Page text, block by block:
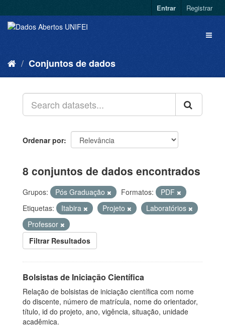
Entrar Registrar
Conjuntos de dados
Ordenar por
8 conjuntos de dados encontrados
Grupos: Pós Graduação Formatos:
PDF
Etiquetas:
Itabira Projeto
Laboratórios
Professor
Filtrar Resultados
Bolsistas de Iniciação Científica
Relação de bolsistas de iniciação científica com nome
do discente, número de matrícula, nome do orientador,
título, id do projeto, ano, vigência, situação, unidade
acadêmica.